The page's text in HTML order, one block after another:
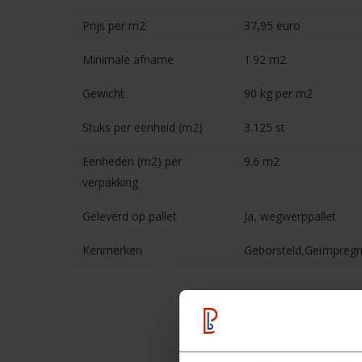
Prijs per m2 37,95 euro
Minimale afname 1.92 m2
Gewicht 90 kg per m2
Stuks per eenheid (m2) 3.125 st
Eenheden (m2) per
verpakking
9.6 m2
Geleverd op pallet Ja, wegwerppallet
Kenmerken